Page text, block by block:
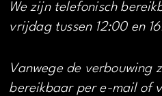
We zijn telefonisch
vrijdag tussen 12:00 en
Vanwege de verbouwing
bereikbaar per e-mail of